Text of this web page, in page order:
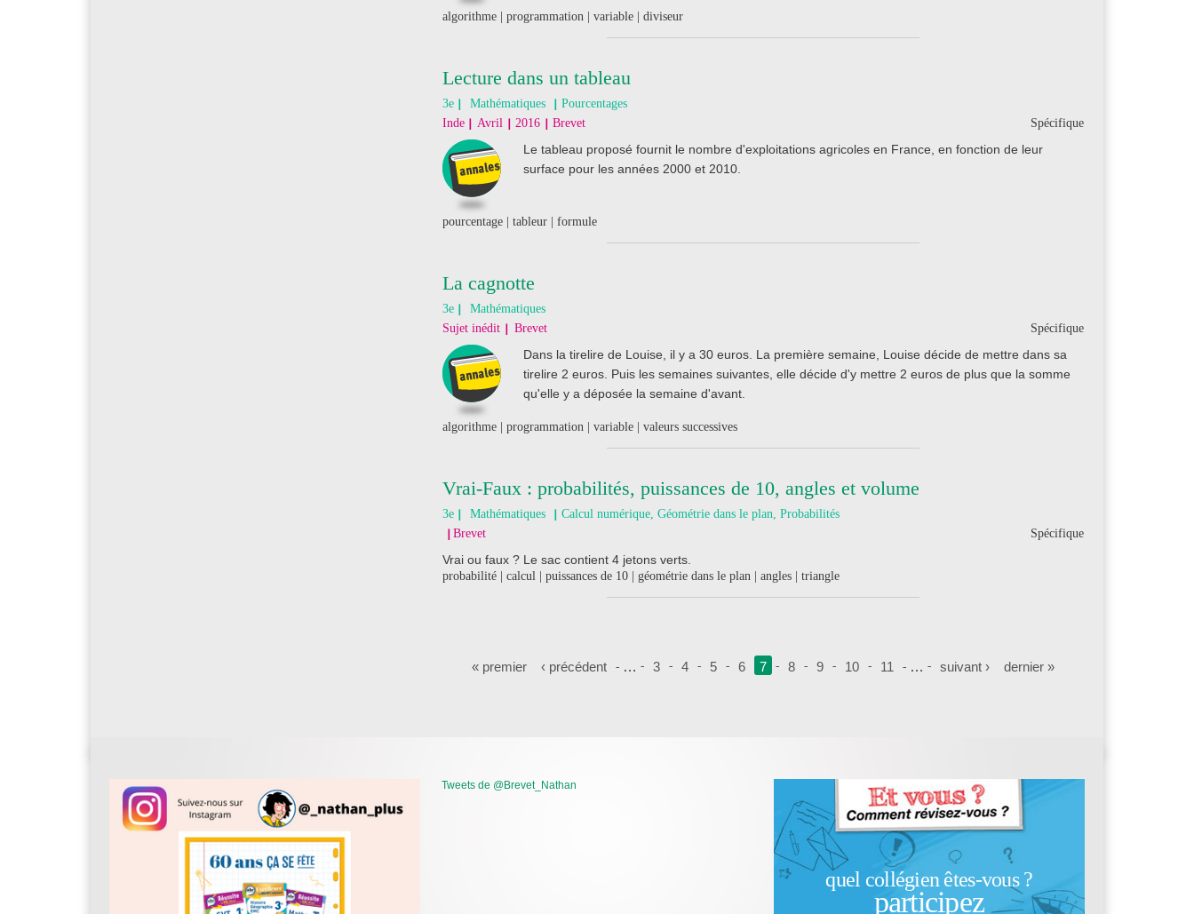
algorithme | programmation | variable | diviseur
Lecture dans un tableau
3e Mathématiques
Pourcentages
Spécifique
Inde Avril 2016 Brevet
Le tableau proposé fournit le nombre d'exploitations agricoles en France, en fonction de leur
surface pour les années 2000 et 2010.
pourcentage | tableur | formule
La cagnotte
3e
Mathématiques
Spécifique
Sujet inédit Brevet
Dans la tirelire de Louise, il y a 30 euros. La première semaine, Louise décide de mettre dans sa
tirelire 2 euros. Puis les semaines suivantes, elle décide d'y mettre 2 euros de plus que la somme
qu'elle y a déposée la semaine d'avant.
algorithme | programmation | variable | valeurs successives
Vrai-Faux : probabilités, puissances de 10, angles et volume
3e Mathématiques
Calcul numérique, Géométrie dans le plan, Probabilités
Spécifique
Brevet
Vrai ou faux ? Le sac contient 4 jetons verts.
probabilité | calcul | puissances de 10 | géométrie dans le plan | angles | triangle
Pages
« premier ‹ précédent … 3 4 5 6 7 8 9 10 11 … suivant › dernier »
Tweets de @Brevet_Nathan
quel collégien êtes-vous ?
participez